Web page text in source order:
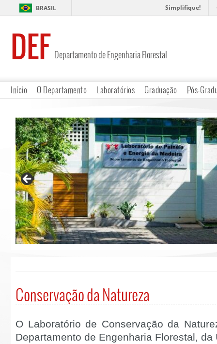
BRASIL Simplifique!
DEF Departamento de Engenharia Florestal
Início O Departamento Laboratórios Graduação Pós-
Conservação da Natureza
O Laboratório de Conservação da
Departamento de Engenharia Florestal,